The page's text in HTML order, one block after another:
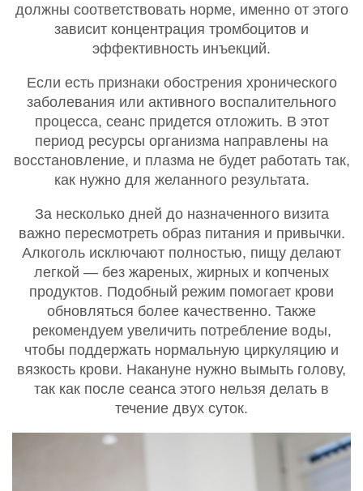
должны соответствовать норме, именно от этого
зависит концентрация тромбоцитов и
эффективность инъекций.
Если есть признаки обострения хронического
заболевания или активного воспалительного
процесса, сеанс придется отложить. В этот
период ресурсы организма направлены на
восстановление, и плазма не будет работать так,
как нужно для желанного результата.
За несколько дней до назначенного визита
важно пересмотреть образ питания и привычки.
Алкоголь исключают полностью, пищу делают
легкой — без жареных, жирных и копченых
продуктов. Подобный режим помогает крови
обновляться более качественно. Также
рекомендуем увеличить потребление воды,
чтобы поддержать нормальную циркуляцию и
вязкость крови. Накануне нужно вымыть голову,
так как после сеанса этого нельзя делать в
течение двух суток.